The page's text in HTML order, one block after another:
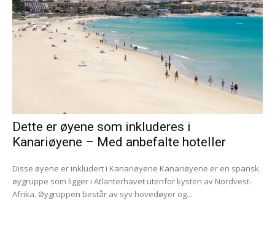
Dette er øyene som inkluderes i
Kanariøyene – Med anbefalte hoteller
Disse øyene er inkludert i Kanariøyene Kanariøyene er en spansk
øygruppe som ligger i Atlanterhavet utenfor kysten av Nordvest-
Afrika. Øygruppen består av syv hovedøyer og...